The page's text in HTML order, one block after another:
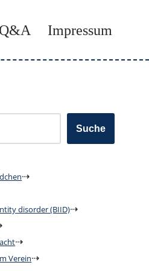
Q&A Impressum
Suche
⇢
disorder (BIID)⇢
⇢
Verein⇢